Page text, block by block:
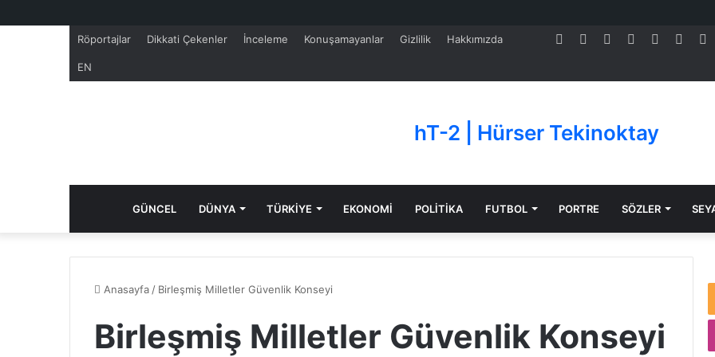
Röportajlar Dikkati Çekenler İnceleme Konuşamayanlar Gizlilik Hakkımızda
EN
YouTube
LinkedIn
Pinterest
Twitter
Facebook
hT-2 | Hürser Tekinoktay
GÜNCEL DÜNYA TÜRKİYE EKONOMİ POLİTİKA FUTBOL PORTRE SÖZLER
Anasayfa / Birleşmiş Milletler Güvenlik Konseyi
Birleşmiş Milletler Güvenlik Konseyi